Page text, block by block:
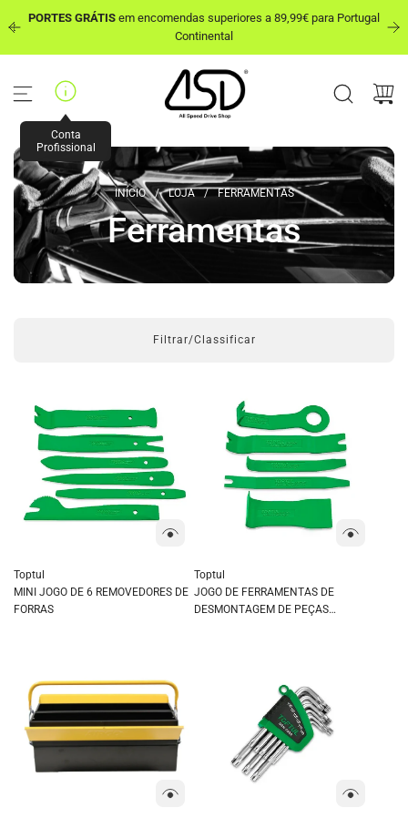
PORTES GRÁTIS em encomendas superiores a 89,99€ para Portugal
Continental
Conta
Profissional
INÍCIO / LOJA / FERRAMENTAS
Ferramentas
Filtrar/Classificar
Toptul
MINI JOGO DE 6 REMOVEDORES DE
FORRAS
Toptul
JOGO DE FERRAMENTAS DE
DESMONTAGEM DE PEÇAS